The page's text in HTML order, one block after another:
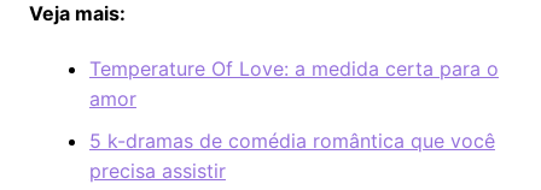
Veja mais:
Temperature Of Love: a medida certa para o
amor
5 k-dramas de comédia romântica que você
precisa assistir